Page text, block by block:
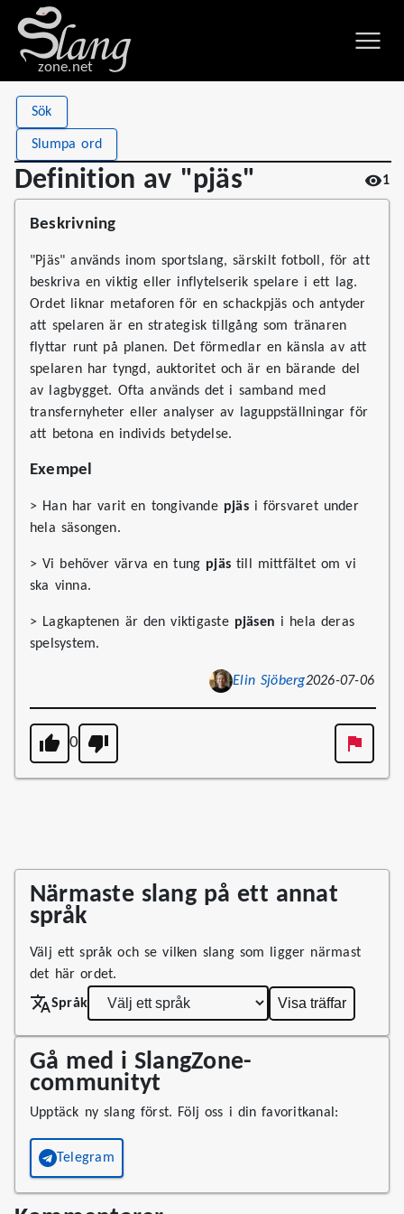
zone.net
Sök
Slumpa ord
Definition av "pjäs" 1
Definition av "pjäs"
Stat
Views
Definitions 1
Beskrivning
"Pjäs" används inom sportslang, särskilt fotboll, för att
beskriva en viktig eller inflytelserik spelare i ett lag.
Ordet liknar metaforen för en schackpjäs och antyder
att spelaren är en strategisk tillgång som tränaren
flyttar runt på planen. Det förmedlar en känsla av att
spelaren har tyngd, auktoritet och är en bärande del
av lagbygget. Ofta används det i samband med
transfernyheter eller analyser av laguppställningar för
att betona en individs betydelse.
Exempel
> Han har varit en tongivande pjäsi försvaret under
hela säsongen.
> Vi behöver värva en tung pjäs till mittfältet om vi
ska vinna.
> Lagkaptenen är den viktigaste pjäsen i hela deras
spelsystem.
Elin Sjöberg2026-07-06
0
Närmaste slang på ett annat
språk
Välj ett språk och se vilken slang som ligger närmast
det här ordet.
Språk
Visa träffar
Gå med i SlangZone-
communityt
Upptäck ny slang först. Följ oss i din favoritkanal:
Telegram